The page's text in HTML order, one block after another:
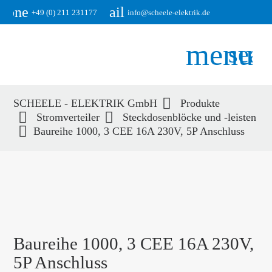
+49 (0) 211 231177email info@scheele-elektrik.de
menu
Suchbegriffe SUCHEN
SCHEELE - ELEKTRIK GmbH
Produkte
Stromverteiler
Steckdosenblöcke und -leisten
Baureihe 1000, 3 CEE 16A 230V, 5P Anschluss
Baureihe 1000, 3 CEE 16A 230V,
5P Anschluss